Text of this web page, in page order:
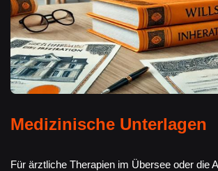
Medizinische Unterlagen
Für ärztliche Therapien im Übersee oder die